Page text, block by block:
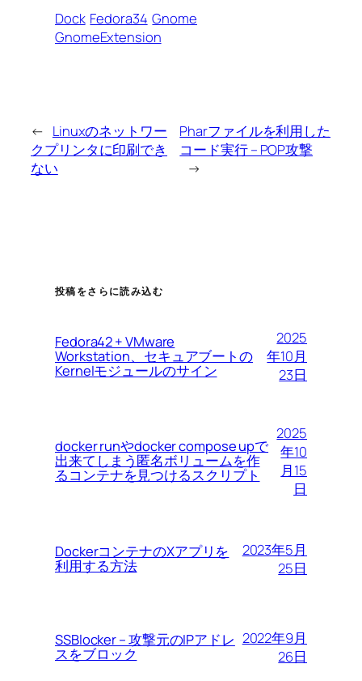
Dock Fedora34 Gnome
GnomeExtension
← Linuxのネットワー
クプリンタに印刷でき
ない
Pharファイルを利用した
コード実行 – POP攻撃
→
投稿をさらに読み込む
Fedora42 + VMware
Workstation、セキュアブートの
Kernelモジュールのサイン
2025
年10月
23日
docker runやdocker compose upで
出来てしまう匿名ボリュームを作
るコンテナを見つけるスクリプト
2025
年10
月15
日
DockerコンテナのXアプリを
利用する方法
2023年5月
25日
SSBlocker – 攻撃元のIPアドレ
スをブロック
2022年9月
26日